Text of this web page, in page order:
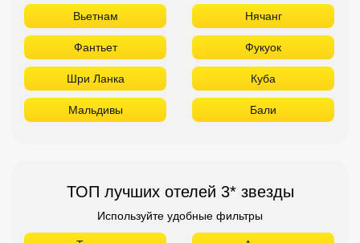
Вьетнам Нячанг
Фантьет Фукуок
Шри Ланка Куба
Мальдивы Бали
ТОП лучших отелей 3* звезды
Используйте удобные фильтры